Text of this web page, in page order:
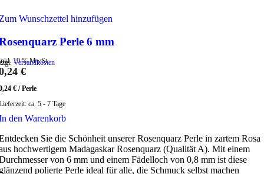
Wunschzettel hinzufügen
Perle 6 mm
19 % MwSt.
Versandkosten
€
€ /Perle
ca. 5 - 7 Tage
den Warenkorb
Sie die Schönheit unserer Rosenquarz Perle in zartem Rosa
hochwertigem Madagaskar Rosenquarz (Qualität A). Mit einem
von 6 mm und einem Fädelloch von 0,8 mm ist diese
polierte Perle ideal für alle, die Schmuck selbst machen